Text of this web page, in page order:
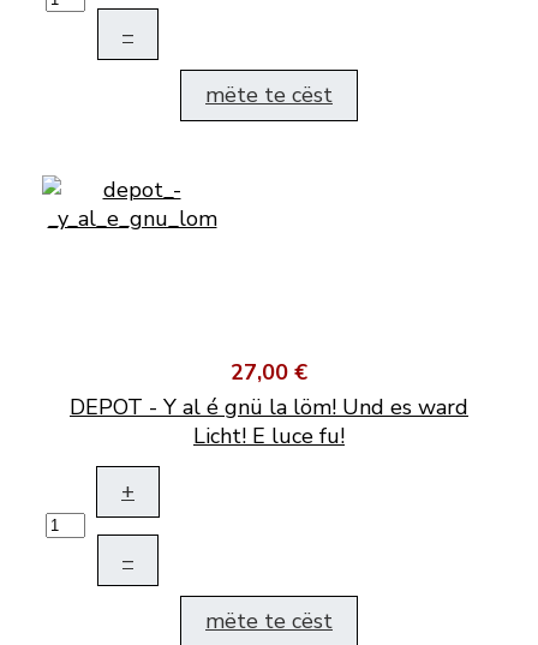
–
mëte te cëst
27,00 €
DEPOT - Y al é gnü la löm! Und es ward
Licht! E luce fu!
+
–
mëte te cëst